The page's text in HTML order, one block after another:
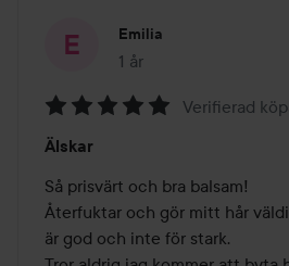
Emilia
1 år
Inlägget skapades 1 år
5
av
5
Verifierad
Älskar
Så prisvärt och bra balsam!
Återfuktar och gör mitt hår
är god och inte för stark.